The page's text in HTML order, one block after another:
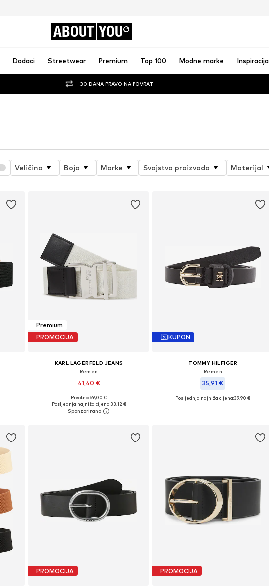
ABOUT YOU
Dodaci Streetwear Premium Top 100 Modne marke Inspiracija
30 DANA PRAVO NA POVRAT
Veličina Boja Marke Svojstva proizvoda Materijal
Premium
PROMOCIJA
KARL LAGERFELD JEANS
Remen
41,40 €
Dostupne veličine: 75-95
Dodaj u košaricu
Prvotno: 69,00 €
Posljednja najniža cijena:33,12 €
KUPON
TOMMY HILFIGER
Remen
35,91 €
Dostupne veličine: 80, 85, 90, 95
Posljednja najniža cijena:39,90 €
PROMOCIJA PROMOCIJA